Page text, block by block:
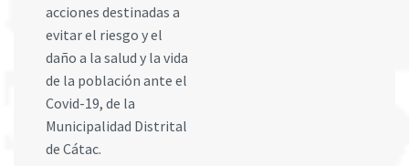
acciones destinadas a
evitar el riesgo y el
daño a la salud y la vida
de la población ante el
Covid-19, de la
Municipalidad Distrital
de Cátac.